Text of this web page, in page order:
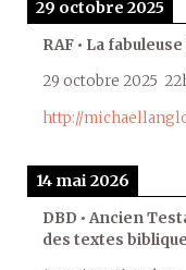
29 octobre 2025
RAF • La
29 octobre 2025
http://
14 mai 2026
DBD • Ancien
des textes